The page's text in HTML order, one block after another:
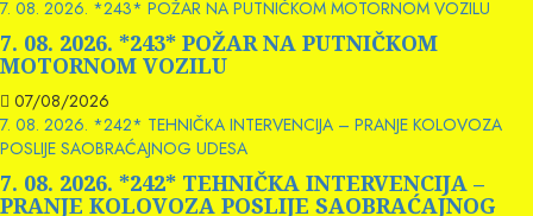
7. 08. 2026. *243* POŽAR NA PUTNIČKOM MOTORNOM VOZILU
7. 08. 2026. *243* POŽAR NA PUTNIČKOM
MOTORNOM VOZILU
07/08/2026
7. 08. 2026. *242* TEHNIČKA INTERVENCIJA – PRANJE KOLOVOZA
POSLIJE SAOBRAĆAJNOG UDESA
7. 08. 2026. *242* TEHNIČKA INTERVENCIJA –
PRANJE KOLOVOZA POSLIJE SAOBRAĆAJNOG